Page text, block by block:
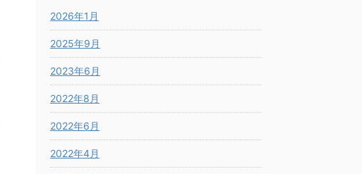
2026年1月
2025年9月
2023年6月
2022年8月
2022年6月
2022年4月